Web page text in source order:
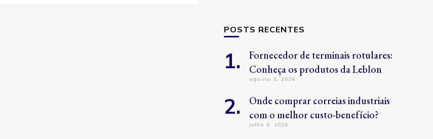
POSTS RECENTES
Fornecedor de terminais rotulares:
Conheça os produtos da Leblon
agosto 3, 2026
Onde comprar correias industriais
com o melhor custo-benefício?
julho 6, 2026